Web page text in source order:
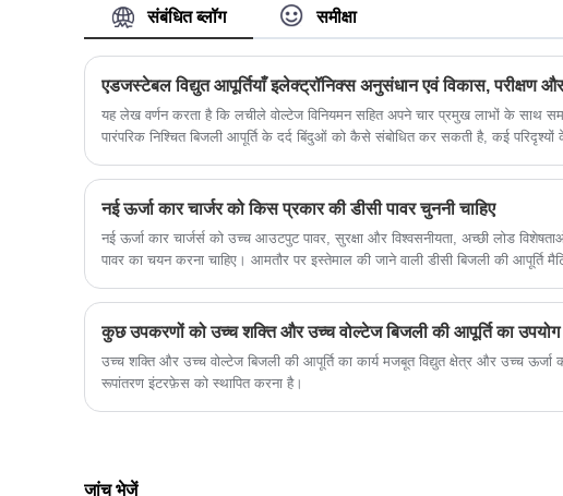
अनुप्रयोगों के लिए उपयुक्त है।
संबंधित ब्लॉग समीक्षा
यह लेख वर्णन करता है कि लचीले वोल्टेज विनियमन सहित अपने चार प्रमुख लाभों के साथ
पारंपरिक निश्चित बिजली आपूर्ति के दर्द बिंदुओं को कैसे संबोधित कर सकती है, कई
नई ऊर्जा कार चार्जर को किस प्रकार की डीसी पावर चुननी चाहिए
नई ऊर्जा कार चार्जर्स को उच्च आउटपुट पावर, सुरक्षा और विश्वसनीयता, अच्छी लोड
पावर का चयन करना चाहिए। आमतौर पर इस्तेमाल की जाने वाली डीसी बिजली की आपूर्ति
कुछ उपकरणों को उच्च शक्ति और उच्च वोल्टेज बिजली की आपूर्ति का उपयोग
उच्च शक्ति और उच्च वोल्टेज बिजली की आपूर्ति का कार्य मजबूत विद्युत क्षेत्र और उच्च ऊर्जा
रूपांतरण इंटरफ़ेस को स्थापित करना है।
जांच भेजें